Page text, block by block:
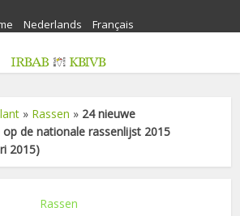
Nederlands Français
» Rassen » 24 nieuwe
de nationale rassenlijst 2015
2015)
Rassen